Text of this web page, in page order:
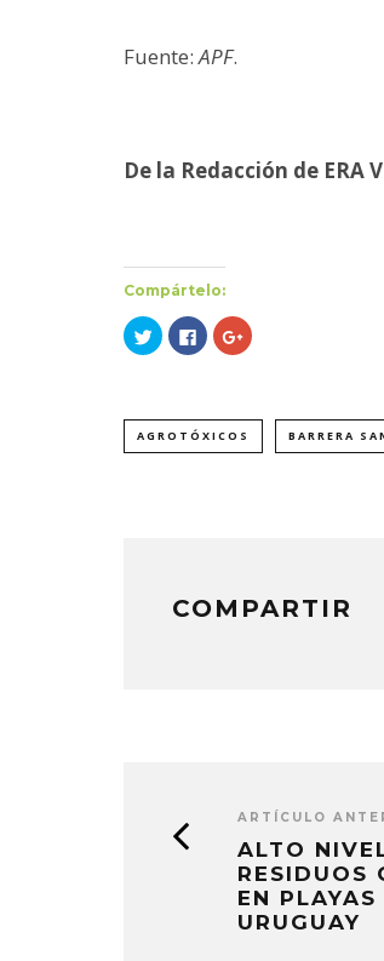
Fuente:APF.
De la Redacción de ERA
Compártelo:
Haz
clic
para
(Se
abre
en
Haz
clic
para
(Se
abre
en
Haz
clic
(Se
abre
en
AGROTÓXICOS BARRERA
COMPARTIR
ARTÍCULO
ALTO
RESIDUOS
EN
URUGUAY